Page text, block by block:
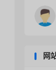
网